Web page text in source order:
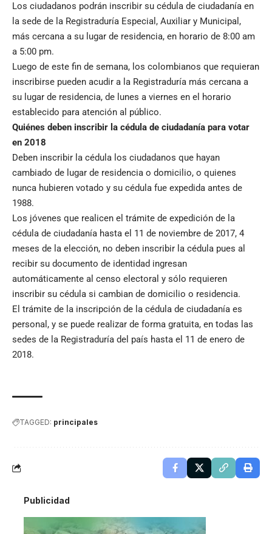
Los ciudadanos podrán inscribir su cédula de ciudadanía en
la sede de la Registraduría Especial, Auxiliar y Municipal,
más cercana a su lugar de residencia, en horario de 8:00 am
a 5:00 pm.
Luego de este fin de semana, los colombianos que requieran
inscribirse pueden acudir a la Registraduría más cercana a
su lugar de residencia, de lunes a viernes en el horario
establecido para atención al público.
Quiénes deben inscribir la cédula de ciudadanía para votar
en 2018
Deben inscribir la cédula los ciudadanos que hayan
cambiado de lugar de residencia o domicilio, o quienes
nunca hubieren votado y su cédula fue expedida antes de
1988.
Los jóvenes que realicen el trámite de expedición de la
cédula de ciudadanía hasta el 11 de noviembre de 2017, 4
meses de la elección, no deben inscribir la cédula pues al
recibir su documento de identidad ingresan
automáticamente al censo electoral y sólo requieren
inscribir su cédula si cambian de domicilio o residencia.
El trámite de la inscripción de la cédula de ciudadanía es
personal, y se puede realizar de forma gratuita, en todas las
sedes de la Registraduría del país hasta el 11 de enero de
2018.
TAGGED: principales
Publicidad